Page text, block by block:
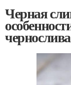
Черная
чернослива